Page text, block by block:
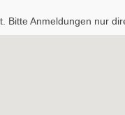
Bitte Anmeldungen nur